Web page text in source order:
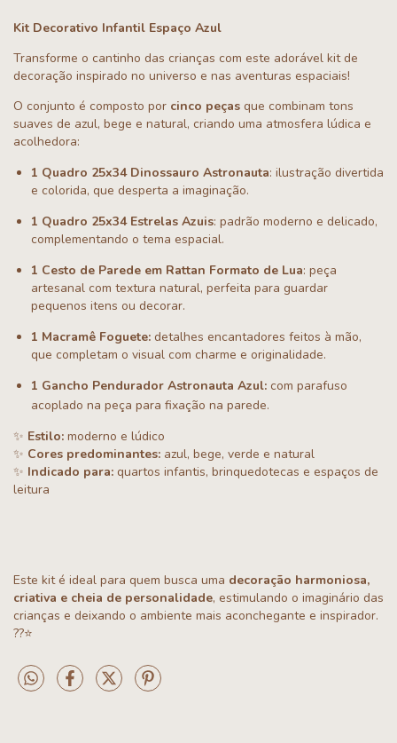
Kit Decorativo Infantil Espaço Azul
Transforme o cantinho das crianças com este adorável kit de
decoração inspirado no universo e nas aventuras espaciais!
O conjunto é composto por cinco peças que combinam tons
suaves de azul, bege e natural, criando uma atmosfera lúdica e
acolhedora:
1 Quadro 25x34 Dinossauro Astronauta: ilustração divertida
e colorida, que desperta a imaginação.
1 Quadro 25x34 Estrelas Azuis: padrão moderno e delicado,
complementando o tema espacial.
1 Cesto de Parede em Rattan Formato de Lua: peça
artesanal com textura natural, perfeita para guardar
pequenos itens ou decorar.
1 Macramê Foguete: detalhes encantadores feitos à mão,
que completam o visual com charme e originalidade.
1 Gancho Pendurador Astronauta Azul: com parafuso
acoplado na peça para fixação na parede.
✨ Estilo: moderno e lúdico
✨ Cores predominantes: azul, bege, verde e natural
✨ Indicado para: quartos infantis, brinquedotecas e espaços de
leitura
Este kit é ideal para quem busca uma decoração harmoniosa,
criativa e cheia de personalidade, estimulando o imaginário das
crianças e deixando o ambiente mais aconchegante e inspirador.
??⭐